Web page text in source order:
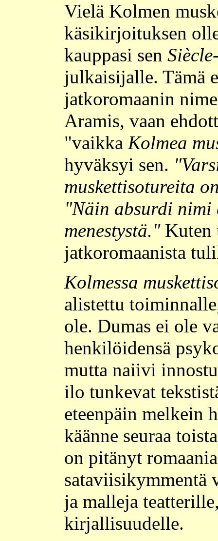
Vielä Kolmen
käsikirjoituksen
kauppasi sen Siècle
julkaisijalle. Tämä
jatkoromaanin
Aramis, vaan
"vaikka Kolmea
hyväksyi sen.
muskettisotureita
"Näin absurdi
menestystä."Kuten
jatkoromaanista
Kolmessa
alistettu
ole. Dumas ei ole
henkilöidensä
mutta naiivi
ilo tunkevat
eteenpäin melkein
käänne seuraa
on pitänyt
sataviisikymmentä
ja malleja
kirjallisuudelle.